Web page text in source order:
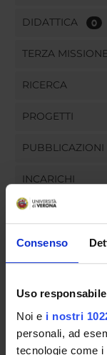
Consenso
Uso
Noi e i nostri
personali, ad
tecnologie come
DIDATTICA 0
TERZA MISSIONE
RICERCA
PROGETTI
PUBBLICAZIONI
INCARICHI
GOVERNANCE
COMMISSIONI
UFFICI E